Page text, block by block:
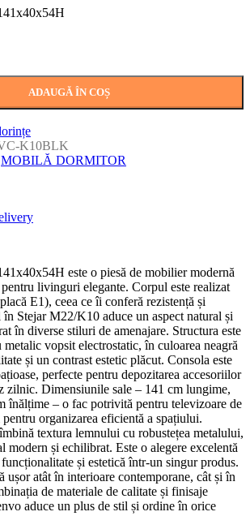
Zenvo 141x40x54H
ADAUGĂ ÎN COȘ
K10BLK
MOBILĂ DORMITOR
este o piesă de mobilier modernă
livinguri elegante. Corpul este realizat
E1), ceea ce îi conferă rezistență și
Stejar M22/K10 aduce un aspect natural și
în diverse stiluri de amenajare. Structura este
metalic vopsit electrostatic, în culoarea neagră
și un contrast estetic plăcut. Consola este
perfecte pentru depozitarea accesoriilor
zilnic. Dimensiunile sale – 141 cm lungime,
înălțime – o fac potrivită pentru televizoare de
organizarea eficientă a spațiului.
textura lemnului cu robustețea metalului,
modern și echilibrat. Este o alegere excelentă
și estetică într-un singur produs.
ușor atât în interioare contemporane, cât și în
de materiale de calitate și finisaje
aduce un plus de stil și ordine în orice